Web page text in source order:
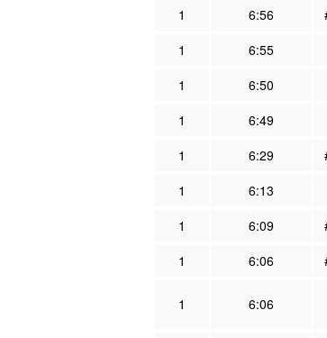
1
6:56
1
6:55
1
6:50
1
6:49
1
6:29
1
6:13
1
6:09
1
6:06
1 6:06